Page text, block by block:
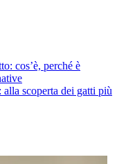
cos’è, perché è
scoperta dei gatti più